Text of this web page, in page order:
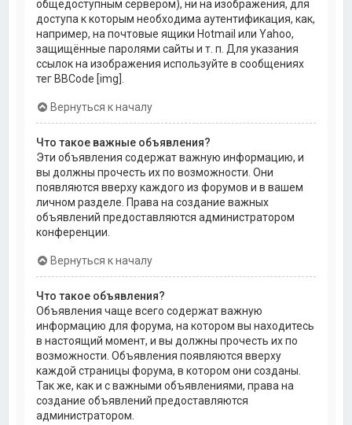
общедоступным сервером), ни на изображения, для
доступа к которым необходима аутентификация, как,
например, на почтовые ящики Hotmail или Yahoo,
защищённые паролями сайты и т. п. Для указания
ссылок на изображения используйте в сообщениях
тег BBCode [img].
Вернуться к началу
Что такое важные объявления?
Эти объявления содержат важную информацию, и
вы должны прочесть их по возможности. Они
появляются вверху каждого из форумов и в вашем
личном разделе. Права на создание важных
объявлений предоставляются администратором
конференции.
Вернуться к началу
Что такое объявления?
Объявления чаще всего содержат важную
информацию для форума, на котором вы находитесь
в настоящий момент, и вы должны прочесть их по
возможности. Объявления появляются вверху
каждой страницы форума, в котором они созданы.
Так же, как и с важными объявлениями, права на
создание объявлений предоставляются
администратором.